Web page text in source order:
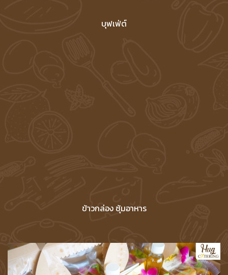
บุฟเฟ่ต์
ข้าวกล่อง ซุ้มอาหาร